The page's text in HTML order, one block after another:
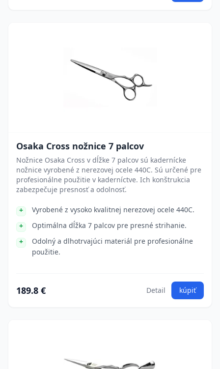
Osaka Cross nožnice 7 palcov
Nožnice Osaka Cross v dĺžke 7 palcov sú kadernícke
nožnice vyrobené z nerezovej ocele 440C. Sú určené pre
profesionálne použitie v kaderníctve. Ich konštrukcia
zabezpečuje presnosť a odolnosť.
Vyrobené z vysoko kvalitnej nerezovej ocele 440C.
Optimálna dĺžka 7 palcov pre presné strihanie.
Odolný a dlhotrvajúci materiál pre profesionálne
použitie.
189.8 € Detail kúpiť